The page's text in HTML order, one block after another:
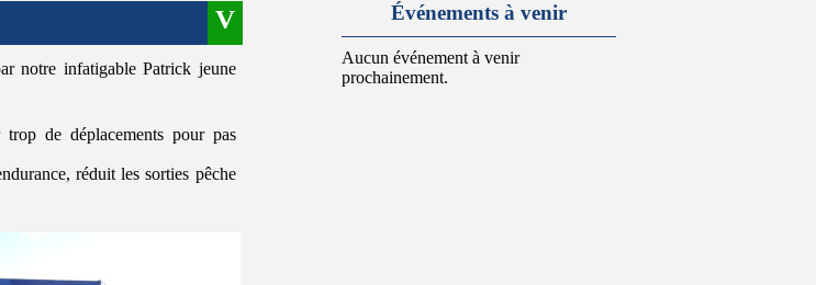
notre infatigable Patrick jeune
de déplacements pour pas
réduit les sorties pêche
Événements à venir
Aucun événement à venir
prochainement.